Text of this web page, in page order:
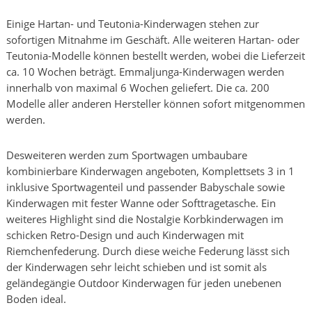
Einige Hartan- und Teutonia-Kinderwagen stehen zur
sofortigen Mitnahme im Geschäft. Alle weiteren Hartan- oder
Teutonia-Modelle können bestellt werden, wobei die Lieferzeit
ca. 10 Wochen beträgt. Emmaljunga-Kinderwagen werden
innerhalb von maximal 6 Wochen geliefert. Die ca. 200
Modelle aller anderen Hersteller können sofort mitgenommen
werden.
Desweiteren werden zum Sportwagen umbaubare
kombinierbare Kinderwagen angeboten, Komplettsets 3 in 1
inklusive Sportwagenteil und passender Babyschale sowie
Kinderwagen mit fester Wanne oder Softtragetasche. Ein
weiteres Highlight sind die Nostalgie Korbkinderwagen im
schicken Retro-Design und auch Kinderwagen mit
Riemchenfederung. Durch diese weiche Federung lässt sich
der Kinderwagen sehr leicht schieben und ist somit als
geländegängie Outdoor Kinderwagen für jeden unebenen
Boden ideal.